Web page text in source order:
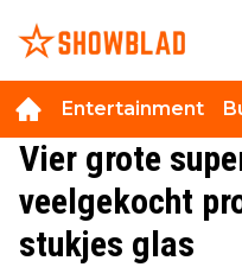
Entertainment
Vier grote
veelgekocht
stukjes glas